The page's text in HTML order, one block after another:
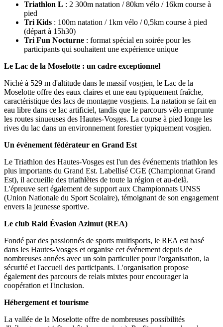
Triathlon L : 2 300m natation / 80km vélo / 16km course à
pied
Tri Kids : 100m natation / 1km vélo / 0,5km course à pied
(départ à 15h30)
Tri Fun Nocturne : format spécial en soirée pour les
participants qui souhaitent une expérience unique
Le Lac de la Moselotte : un cadre exceptionnel
Niché à 529 m d'altitude dans le massif vosgien, le Lac de la
Moselotte offre des eaux claires et une eau typiquement fraîche,
caractéristique des lacs de montagne vosgiens. La natation se fait en
eau libre dans ce lac artificiel, tandis que le parcours vélo emprunte
les routes sinueuses des Hautes-Vosges. La course à pied longe les
rives du lac dans un environnement forestier typiquement vosgien.
Un événement fédérateur en Grand Est
Le Triathlon des Hautes-Vosges est l'un des événements triathlon les
plus importants du Grand Est. Labellisé CGE (Championnat Grand
Est), il accueille des triathlètes de toute la région et au-delà.
L'épreuve sert également de support aux Championnats UNSS
(Union Nationale du Sport Scolaire), témoignant de son engagement
envers la jeunesse sportive.
Le club Raid Évasion Azimut (REA)
Fondé par des passionnés de sports multisports, le REA est basé
dans les Hautes-Vosges et organise cet événement depuis de
nombreuses années avec un soin particulier pour l'organisation, la
sécurité et l'accueil des participants. L'organisation propose
également des parcours de relais mixtes pour encourager la
coopération et l'inclusion.
Hébergement et tourisme
La vallée de la Moselotte offre de nombreuses possibilités